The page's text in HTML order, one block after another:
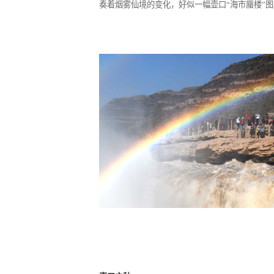
奏着烟雾仙境的变化，好似一幅壶口“海市蜃楼”